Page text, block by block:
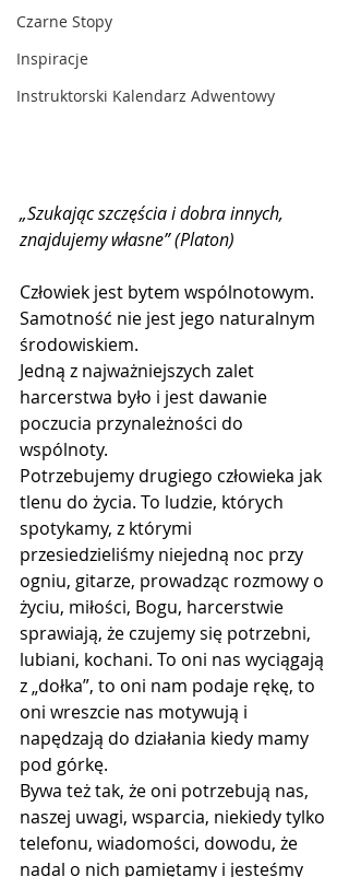
Czarne Stopy
Inspiracje
Instruktorski Kalendarz Adwentowy
„Szukając szczęścia i dobra innych,
znajdujemy własne” (Platon)
Człowiek jest bytem wspólnotowym.
Samotność nie jest jego naturalnym
środowiskiem.
Jedną z najważniejszych zalet
harcerstwa było i jest dawanie
poczucia przynależności do
wspólnoty.
Potrzebujemy drugiego człowieka jak
tlenu do życia. To ludzie, których
spotykamy, z którymi
przesiedzieliśmy niejedną noc przy
ogniu, gitarze, prowadząc rozmowy o
życiu, miłości, Bogu, harcerstwie
sprawiają, że czujemy się potrzebni,
lubiani, kochani. To oni nas wyciągają
z „dołka”, to oni nam podaje rękę, to
oni wreszcie nas motywują i
napędzają do działania kiedy mamy
pod górkę.
Bywa też tak, że oni potrzebują nas,
naszej uwagi, wsparcia, niekiedy tylko
telefonu, wiadomości, dowodu, że
nadal o nich pamiętamy i jesteśmy